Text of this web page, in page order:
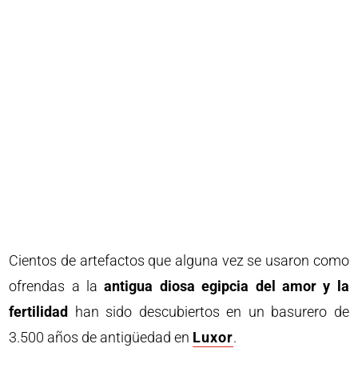
Cientos de artefactos que alguna vez se usaron como
ofrendas a laantigua diosa egipcia del amor y la
fertilidad
han sido descubiertos en un basurero de
3.500 años de antigüedad en Luxor.